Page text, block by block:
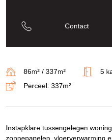
Contact
86m² / 337m² 5
Perceel: 337m²
Instapklare tussengelegen
zonnepanelen, vloerverwarming